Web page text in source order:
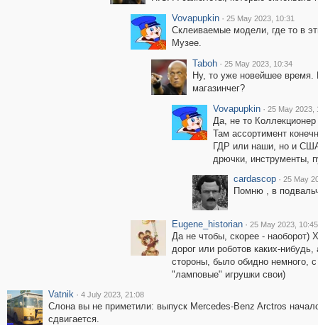
Vovapupkin · 25 May 2023, 10:31
Склеиваемые модели, где то в
Музее.
Taboh · 25 May 2023, 10:34
Ну, то уже новейшее
магазинчег?
Vovapupkin · 25 May 2023,
Да, не то
Там ассортимент
ГДР или наши, но и
дрючки, инструменты,
cardascop · 25 May
Помню , в
Eugene_historian · 25 May 2023, 10:45
Да не чтобы, скорее - наоборот)
дорог или роботов каких-
стороны, было обидно немного,
"ламповые" игрушки свои)
Vatnik · 4 July 2023, 21:08
Слона вы не приметили: выпуск Mercedes-Benz Arctros
сдвигается.